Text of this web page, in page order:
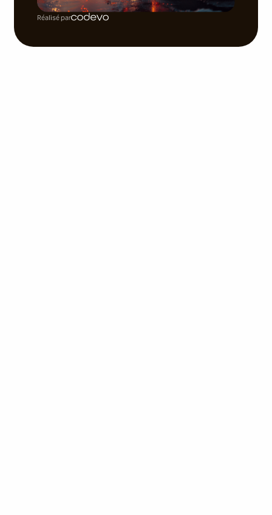
Réalisé par